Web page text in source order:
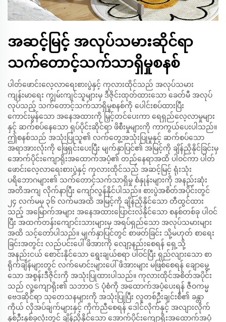
အဆင့်မြင့် အလုပ်သမားဆိုင်ရာ
သက်တောင့်သက်သာရှိမှုစနစ်
ပါတ်ဖောင်းလေ့လာရေးစားပွဲနှင့် ကုလားထိုင်သည် အလုပ်သမား
ကျန်းမာရေး ကျွမ်းကျင်သူများမှ ဒီဇိုင်းထုတ်ထားသော ခေတ်မီ အလုပ်
လုပ်သည့် သက်တောင့်သက်သာရှိမှုစနစ်ကို ပေါင်းစပ်ထားပြီး
ကောင်းမွန်သော အနေအထားကို မြှင့်တင်ပေးကာ ရေရှည်လေ့လာမှုများ
နှင့် ဆက်စပ်နေသော ရုပ်ပိုင်းဆိုင်ရာ ဖိစီးမှုများကို ကာကွယ်ပေးပါသည်။
ဤစနစ်သည် အသုံးပြုသူ၏ လက်တွေ့အသုံးပြုမှုနှင့် ဆက်စပ်သော
အရာအားလုံးကို ဖြေရှင်းပေးပြီး မျက်နှာပြင်၏ အမြင့်ကို ချိန်ညှိနိုင်ခြင်းမှ
အောက်ပိုင်းကျောရိုးအထောက်အပံ့၏ တည်နေရာအထိ ပါဝင်ကာ ပါတ်
ဖောင်းလေ့လာရေးစားပွဲနှင့် ကုလားထိုင်သည် အဆင့်မြင့် ရုံးသုံး
ပရိဘောဂများ၏ သက်တောင့်သက်သာရှိမှု စံနှုန်းများကို အနည်းဆုံး
အတိအကျ လိုက်နာပြီး ကျော်လွန်နိုင်ပါသည်။ စားပွဲအစိတ်အပိုင်းတွင်
၂၄ လက်မမှ ၃၆ လက်မအထိ အမြင့်ကို ချိန်ညှိနိုင်သော တီထွင်ထား
သည့် အမြောက်အများ အနေအထားပြောင်းလဲနိုင်သော စနစ်တစ်ခု ပါဝင်
ပြီး အထက်တန်းကျောင်းသားများမှ အရပ်ရှည်သော အလုပ်သမားများ
အထိ သင့်တော်ပါသည်။ မျက်နှာပြင်တွင် စာဖတ်ခြင်း သို့မဟုတ် စာရေး
ခြင်းအတွင်း လည်ပင်းပေါ် ဖိအားကို လျော့နည်းစေရန် ရှေ့သို့
အနည်းငယ် စောင်းနိုင်သော ရွေးချယ်စရာ ပါဝင်ပြီး ရှည်လျားသော စာ
ရိုက်ချိန်များတွင် လက်မောင်းများပေါ် ဖိအားများ မဖြစ်စေရန် ချောမွေ့
သော အစွန်းဒီဇိုင်းကို အသုံးပြုထားပါသည်။ ကုလားထိုင်အစိတ်အပိုင်း
သည် လူ့ကျောရိုး၏ သဘာဝ S ပုံစံကို အထောက်အပံ့ပေးရန် ဇီဝကမ္မ
ဗေဒဆိုင်ရာ သုတေသနများကို အသုံးပြုပြီး လူတစ်ဦးချင်းစီ၏ ခန္တာ
ကိုယ် လိုအပ်ချက်များနှင့် ကိုက်ညီစေရန် ဒေါင်လိုက်နှင့် အလျားလိုက်
နှစ်ဦးနှစ်ခုလုံးတွင် ချိန်ညှိနိုင်သော အောက်ပိုင်းကျောရိုးအထောက်အပံ့